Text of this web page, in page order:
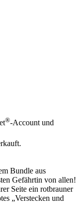
®-Account und
Bundle aus
Gefährtin von allen!
Seite ein rotbrauner
„Verstecken und